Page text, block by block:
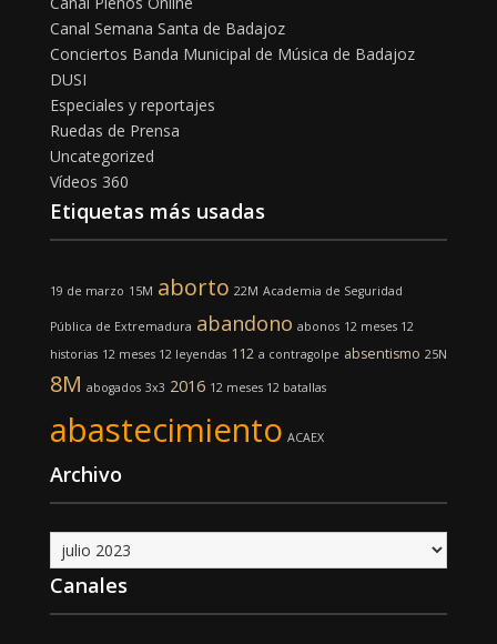
Canal Semana Santa de Badajoz
Conciertos Banda Municipal de Música de Badajoz
DUSI
Especiales y reportajes
Ruedas de Prensa
Uncategorized
Vídeos 360
Etiquetas más usadas
19 de marzo 15M aborto 22M Academia de Seguridad
Pública de Extremadura abandono abonos 12 meses 12
historias 12 meses 12 leyendas 112 a contragolpe absentismo 25N
8M abogados 3x3 2016 12 meses 12 batallas
abastecimiento ACAEX
Archivo
Archivo
Canales